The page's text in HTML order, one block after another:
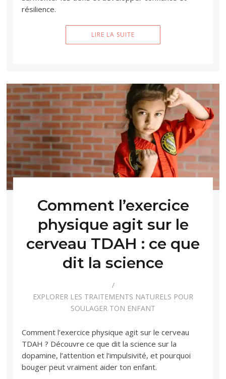
résilience.
LIRE LA SUITE
Comment l’exercice
physique agit sur le
cerveau TDAH : ce que
dit la science
EXPLORER LES TRAITEMENTS NATURELS POUR
SOULAGER TON ENFANT
Comment l’exercice physique agit sur le cerveau
TDAH ? Découvre ce que dit la science sur la
dopamine, l’attention et l’impulsivité, et pourquoi
bouger peut vraiment aider ton enfant.